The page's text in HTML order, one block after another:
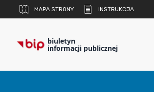
MAPA STRONY INSTRUKCJA
biuletyn
informacji publicznej